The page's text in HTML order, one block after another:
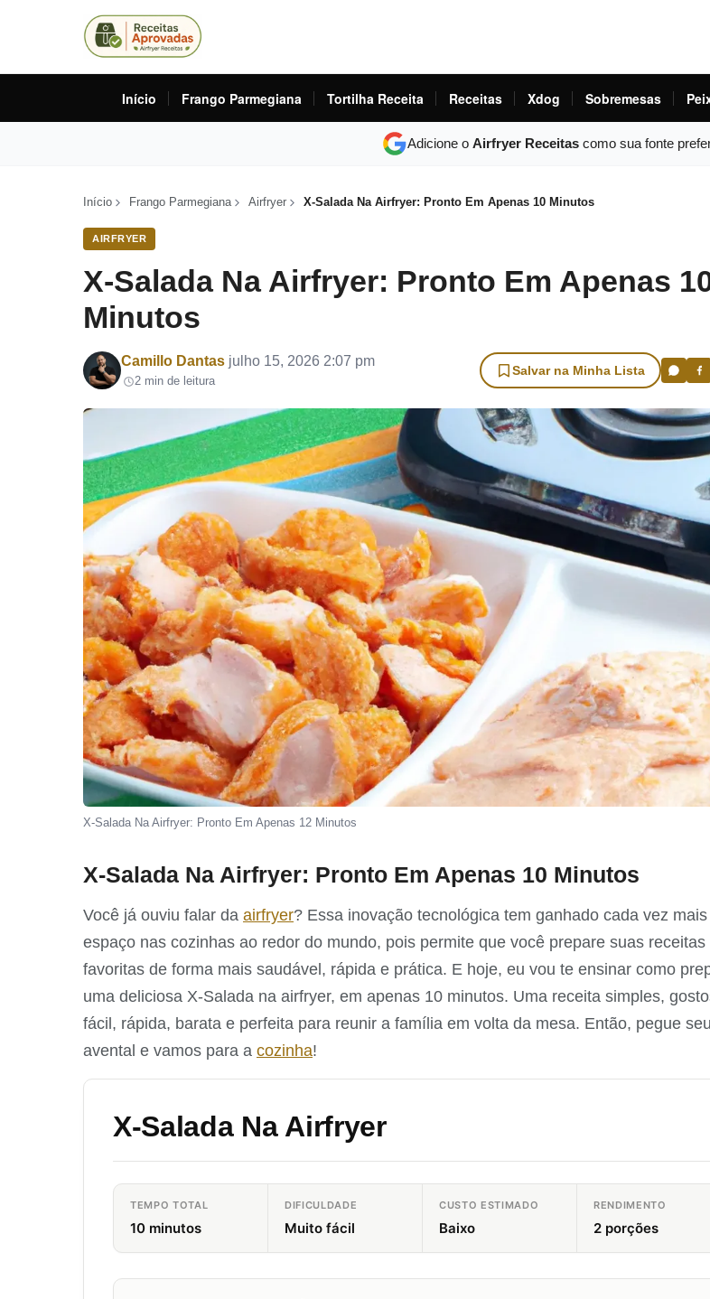
Início Frango Parmegiana Tortilha Receita Receitas Xdog Sobremesas
Adicione o Airfryer Receitas como sua fonte
Início Frango Parmegiana Airfryer X-Salada Na Airfryer: Pronto Em Apenas 10 Minutos
AIRFRYER
X-Salada Na Airfryer: Pronto Em Apenas
Minutos
Por
Camillo Dantas julho 15, 2026 2:07 pm
2 min de leitura
Salvar na Minha Lista
X-Salada Na Airfryer: Pronto Em Apenas 12 Minutos
X-Salada Na Airfryer: Pronto Em Apenas 10 Minutos
Você já ouviu falar da airfryer? Essa inovação tecnológica tem ganhado cada vez mais
espaço nas cozinhas ao redor do mundo, pois permite que você prepare suas receitas
favoritas de forma mais saudável, rápida e prática. E hoje, eu vou te ensinar como
uma deliciosa X-Salada na airfryer, em apenas 10 minutos. Uma receita simples,
fácil, rápida, barata e perfeita para reunir a família em volta da mesa. Então, pegue seu
avental e vamos para a cozinha!
X-Salada Na Airfryer
TEMPO TOTAL
10 minutos
DIFICULDADE
Muito fácil
CUSTO ESTIMADO
Baixo
RENDIMENTO
2 porções